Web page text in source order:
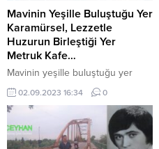
Mavinin Yeşille Buluştuğu Yer
Karamürsel, Lezzetle
Huzurun Birleştiği Yer
Metruk Kafe…
Mavinin yeşille buluştuğu yer
Ereğli Karamürsel beldesi: Denize
sıfır Metruk kafedeyiz. Kafede çay
-kahve, yanında buram buram mis
kokulu Boşnak böreği, daha
sayarsak çok şey… Ayrıca
02.09.2023 16:34 0